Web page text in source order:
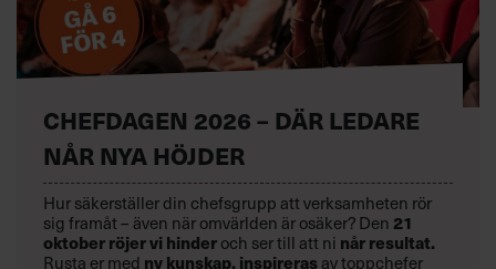
CHEFDAGEN 2026 – DÄR LEDARE
NÅR NYA HÖJDER
Hur säkerställer din chefsgrupp att verksamheten rör
sig framåt – även när omvärlden är osäker? Den 21
oktoberröjer vi hinderoch ser till att ni når resultat.
Rusta er med ny kunskap, inspirerasav toppchefer